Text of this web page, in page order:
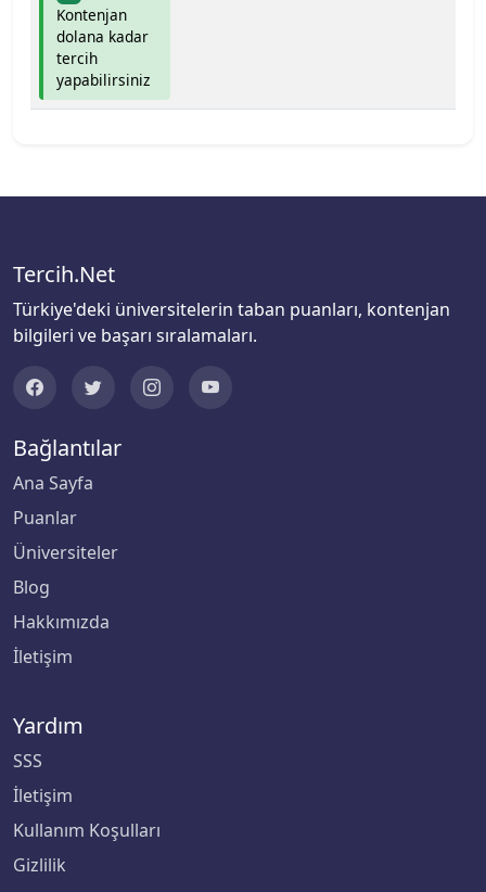
Çankırı Karatekin Üniversitesi
Çukurova Üniversitesi
Doğuş Üniversitesi
Dokuz Eylül Üniversitesi
Düzce Üniversitesi
Ege Üniversitesi
Erciyes Üniversitesi
Erzincan Binali Yıldırım Üniversitesi
Eskişehir Osmangazi Üniversitesi
Fırat Üniversitesi
Kontenjan
dolana kadar
tercih
yapabilirsiniz
Tercih.Net
Türkiye'deki üniversitelerin taban puanları, kontenjan
bilgileri ve başarı sıralamaları.
Bağlantılar
Ana Sayfa
Puanlar
Üniversiteler
Blog
Hakkımızda
İletişim
Yardım
SSS
İletişim
Kullanım Koşulları
Gizlilik